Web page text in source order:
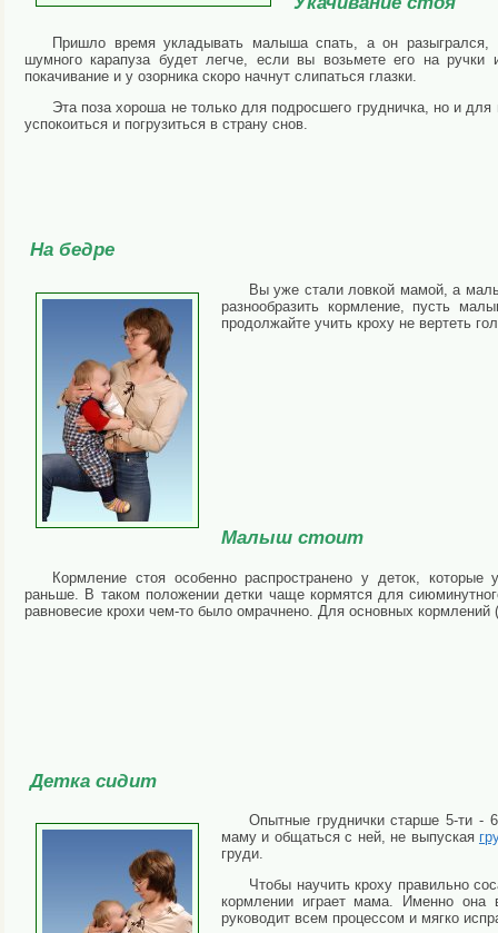
Пришло время укладывать малыша спать, а он
шумного карапуза будет легче, если вы возьмете его на
покачивание и у озорника скоро начнут слипаться глазки.
Эта поза хороша не только для подросшего грудничка, но и
успокоиться и погрузиться в страну снов.
На бедре
Вы уже стали ловкой мамой, а
разнообразить кормление, пусть
продолжайте учить кроху не вертеть
Малыш стоит
Кормление стоя особенно распространено у деток,
раньше. В таком положении детки чаще кормятся для
равновесие крохи чем-то было омрачнено. Для основных
Детка сидит
Опытные груднички старше 5-ти -
маму и общаться с ней, не выпуская
груди.
Чтобы научить кроху правильно
кормлении играет мама. Именно она
руководит всем процессом и мягко